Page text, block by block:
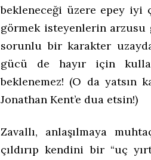
bekleneceği üzere epey
görmek isteyenlerin arzusu
sorunlu bir karakter
gücü de hayır için
beklenemez! (O da yatsın
Jonathan Kent’e dua etsin!)
Zavallı, anlaşılmaya
çıldırıp kendini bir “uç